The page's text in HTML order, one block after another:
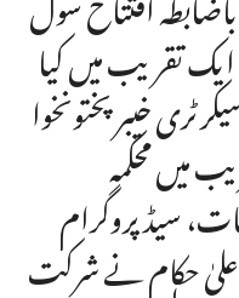
تقریب میں کیا
خیبرپختونخوا
میں محکمہ
سیڈ پروگرام
حکام نے شرکت